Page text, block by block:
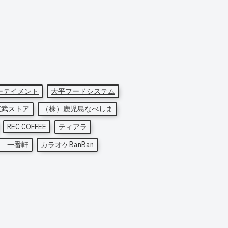
イメント
大平フードシステム
ストア
（株）鹿児島なべしま
REC COFFEE
ティアラ
一番軒
カラオケBanBan